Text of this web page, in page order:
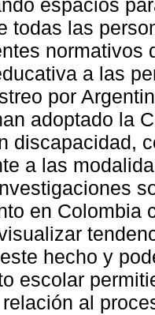
espacios
todas las
normativos
a las
por
adoptado la
discapacidad,
a las
en Colombia
hecho y
escolar
al